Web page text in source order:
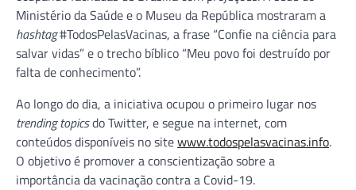
Ministério da Saúde e o Museu da República mostraram a
hashtag#TodosPelasVacinas, a frase “Confie na ciência para
salvar vidas” e o trecho bíblico “Meu povo foi destruído por
falta de conhecimento”.
Ao longo do dia, a iniciativa ocupou o primeiro lugar nos
trending topicsdo Twitter, e segue na internet, com
conteúdos disponíveis no sitewww.todospelasvacinas.info.
O objetivo é promover a conscientização sobre a
importância da vacinação contra a Covid-19.